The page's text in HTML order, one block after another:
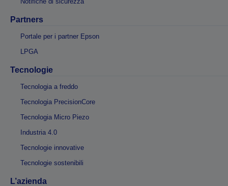
Partners
Portale per i partner Epson
LPGA
Tecnologie
Tecnologia a freddo
Tecnologia PrecisionCore
Tecnologia Micro Piezo
Industria 4.0
Tecnologie innovative
Tecnologie sostenibili
L’azienda